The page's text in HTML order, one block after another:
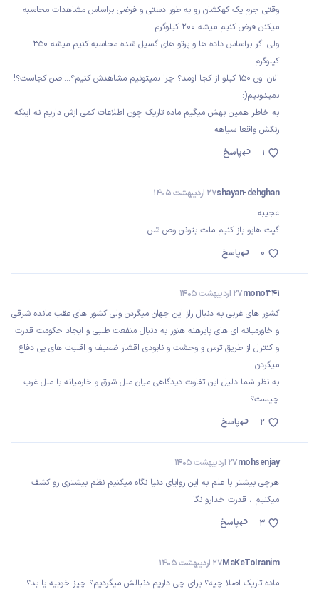
وقتی جرم یک کهکشان رو به طور دستی و فرضی براساس مشاهدات محاسبه
میکنن فرض کنیم میشه 200 کیلوگرم
ولی اگر براساس داده ها و پرتو های گسیل شده محاسبه کنیم میشه 350
کیلوگرم
الان اون 150 کیلو از کجا اومد؟ چرا نمیتونیم مشاهدش کنیم؟...اصن کجاست؟!
نمیدونیم(:
به خاطر همین بهش میگیم ماده تاریک چون اطلاعات کمی ازش داریم نه اینکه
رنگش واقعا سیاهه
پاسخ
1
shayan-dehghan27 اردیبهشت 1405
عجیبه
گیت هابو باز کنیم ملت بتونن وص شن
پاسخ
0
mono34127 اردیبهشت 1405
کشور های غربی به دنبال راز این جهان میگردن ولی کشور های عقب مانده شرقی
و خاورمیانه ای های پابرهنه هنوز به دنبال منفعت طلبی و ایجاد حکومت قدرت
و کنترل از طریق ترس و وحشت و نابودی اقشار ضعیف و اقلیت های بی دفاع
میگردن
به نظر شما دلیل این تفاوت دیدگاهی میان ملل شرق و خارمیانه با ملل غرب
چیست؟
پاسخ
2
mohsenjay27 اردیبهشت 1405
هرچی بیشتر با علم به این زوایای دنیا نگاه میکنیم نظم بیشتری رو کشف
میکنیم ، قدرت خدارو نگا
پاسخ
3
MaKeToIranim27 اردیبهشت 1405
ماده تاریک اصلا چیه؟ برای چی داریم دنبالش میگردیم؟ چیز خوبیه یا بد؟